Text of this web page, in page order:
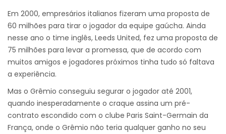
Em 2000, empresários italianos fizeram uma proposta de
60 milhões para tirar o jogador da equipe gaúcha. Ainda
nesse ano o time inglês, Leeds United, fez uma proposta de
75 milhões para levar a promessa, que de acordo com
muitos amigos e jogadores próximos tinha tudo só faltava
a experiência.
Mas o Grêmio conseguiu segurar o jogador até 2001,
quando inesperadamente o craque assina um pré-
contrato escondido com o clube Paris Saint-Germain da
França, onde o Grêmio não teria qualquer ganho no seu